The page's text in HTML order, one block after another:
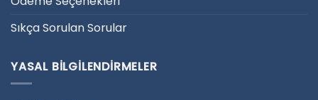
Sıkça Sorulan Sorular
YASAL BILGILENDIRMELER